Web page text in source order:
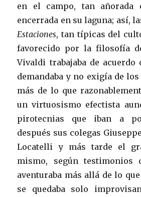
en el campo, tan añorada
encerrada en su laguna; así,
Estaciones, tan típicas del
favorecido por la filosofía
Vivaldi trabajaba de
demandaba y no exigía de
más de lo que
un virtuosismo efectista
pirotecnias que iban a
después sus colegas
Locatelli y más tarde el
mismo, según testimonios
aventuraba más allá de lo
se quedaba solo